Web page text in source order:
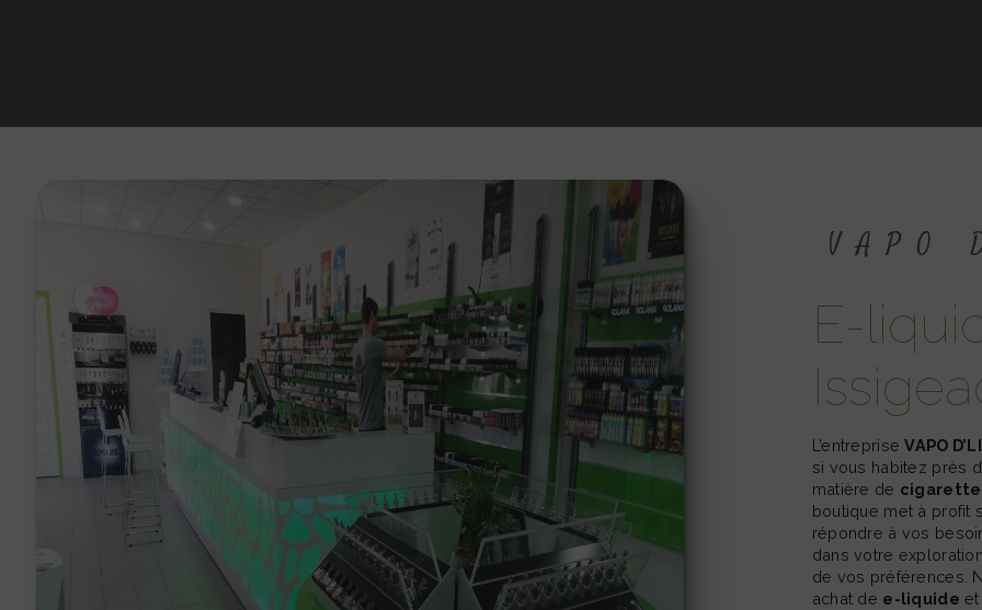
VAPO
e-liquide proche de
L’entrepriseVAPO
si vous habitez près
matière de
boutique met à profit
répondre à vos
dans votre
de vos préférences.
achat de e-liquide et